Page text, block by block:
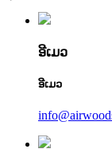
ອີເມວ
ອີເມວ